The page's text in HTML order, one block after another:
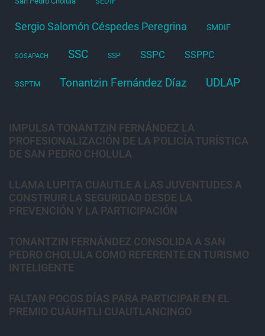
Sergio Salomón Céspedes Peregrina SMDIF
SOSAPACH SSC SSP SSPC SSPPC
SSPTM Tonantzin Fernández Díaz UDLAP
IMPULSA TONANTZIN FERNÁNDEZ LA
PROFESIONALIZACIÓN DE LA POLICÍA TURÍSTICA
DE SAN PEDRO CHOLULA
LLAMA LUPITA CUAUTLE A LAS JUVENTUDES A
CONSTRUIR LA SEGURIDAD DESDE LA
PREVENCIÓN Y LA PARTICIPACIÓN
TONANTZIN FERNÁNDEZ CONSOLIDA A SAN
PEDRO CHOLULA COMO REFERENTE EN TURISMO
INTELIGENTE
FALTAN POCOS DÍAS PARA PARTICIPAR EN EL
PREMIO CUĀUHTLI CUAUTLANCINGO